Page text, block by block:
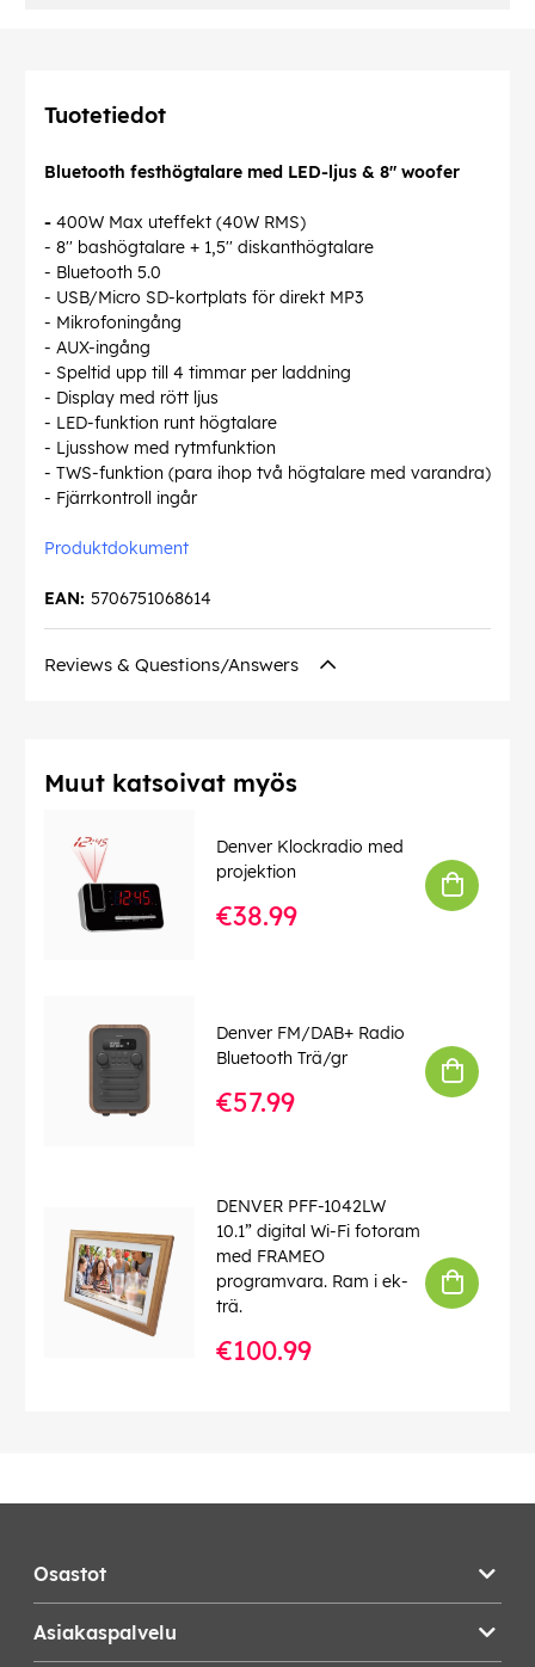
Tuotetiedot
Bluetooth festhögtalare med LED-ljus & 8" woofer
- 400W Max uteffekt (40W RMS)
- 8'' bashögtalare + 1,5'' diskanthögtalare
- Bluetooth 5.0
- USB/Micro SD-kortplats för direkt MP3
- Mikrofoningång
- AUX-ingång
- Speltid upp till 4 timmar per laddning
- Display med rött ljus
- LED-funktion runt högtalare
- Ljusshow med rytmfunktion
- TWS-funktion (para ihop två högtalare med varandra)
- Fjärrkontroll ingår
Produktdokument
5706751068614
EAN:
Reviews & Questions/Answers
Muut katsoivat myös
Denver Klockradio med
projektion
€38.99
Denver FM/DAB+ Radio
Bluetooth Trä/gr
€57.99
DENVER PFF-1042LW
10.1” digital Wi-Fi fotoram
med FRAMEO
programvara. Ram i ek-
trä.
€100.99
Osastot
Asiakaspalvelu